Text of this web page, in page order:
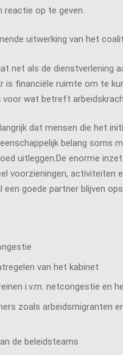
reactie op te geven.
uitwerking van het
net als de
financiële ruimte om te
wat betreft
dat mensen die het
belang soms
uitleggen.De enorme
voorzieningen, activiteiten
goede partner blijven
van het kabinet
i.v.m. netcongestie en
zoals arbeidsmigranten
de beleidsteams